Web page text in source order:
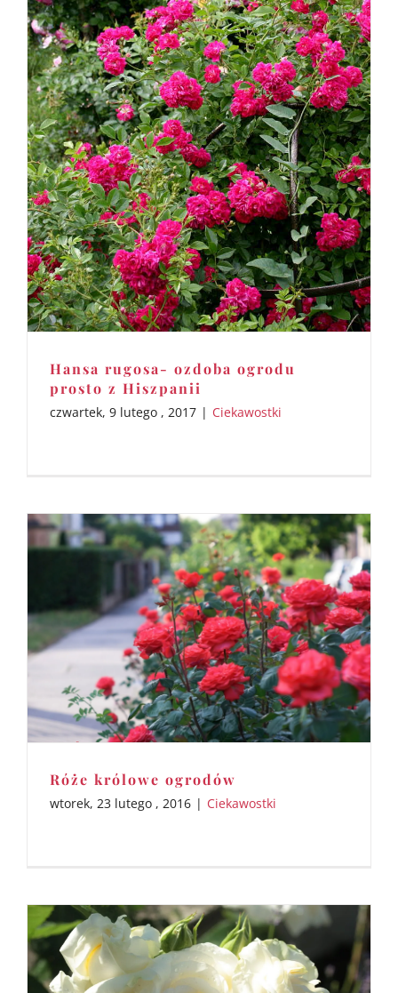
Hansa rugosa- ozdoba ogrodu
prosto z Hiszpanii
Hansa rugosa- ozdoba ogrodu
prosto z Hiszpanii
czwartek, 9 lutego , 2017 | Ciekawostki
Róże królowe ogrodów
wtorek, 23 lutego , 2016 | Ciekawostki